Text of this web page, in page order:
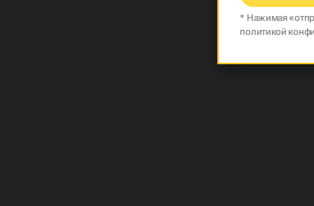
*Натискаючи
нашою
* Нажимая
политикой